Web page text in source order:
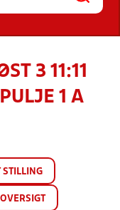
3 11:11
1 A
STILLING